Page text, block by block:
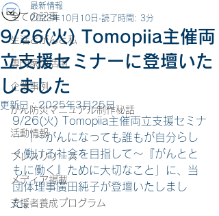
全ての記事
生活とがんと私
専門家の活用
企業事例
がん防災マニュアル制作秘話
活動情報
プレスリリース
メディア掲載
支援者養成プログラム
9/26(火) Tomopiia主催両
立支援セミナーに登壇いた
しました
最新情報
2023年10月10日 読了時間: 3分
更新日：2025年3月25日
9/26(火) Tomopiia主催両立支援セミナ
ー「〜がんになっても誰もが自分らし
く働ける社会を目指して〜『がんとと
もに働く』ために大切なこと」に、当
団体理事廣田純子が登壇いたしまし
た。